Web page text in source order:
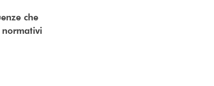
che